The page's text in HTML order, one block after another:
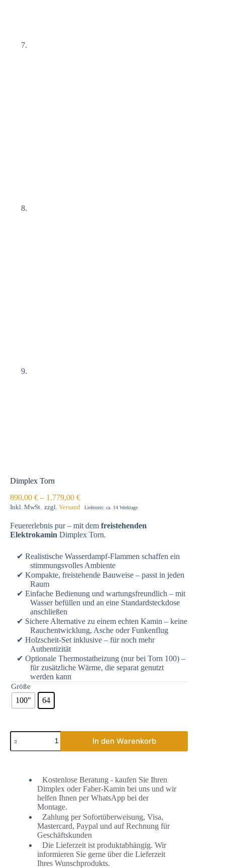
Dimplex Torn
890,00 € – 1.779,00 €
Inkl. MwSt. zzgl. Versand Lieferzeit: ca. 14 Werktage
Feuererlebnis pur – mit dem freistehenden
Elektrokamin Dimplex Torn.
Realistische Wasserdampf-Flammen schaffen ein
stimmungsvolles Ambiente
Kompakte, freistehende Bauweise – passt in jeden
Raum
Einfache Bedienung und wartungsfreundlich – mit
Wasser befüllen und an eine Standardsteckdose
anschließen
Sichere Alternative zu einem echten Kamin – keine
Rauchentwicklung, Asche oder Funkenflug
Holzscheit-Set inklusive – für noch mehr
Authentizität
Optionale Thermostatheizung (nur bei Torn 100) –
für zusätzliche Wärme, die separat genutzt
werden kann
Größe
100" 64
In den Warenkorb
Kostenlose Beratung - kaufen Sie Ihren
Dimplex oder Faber-Kamin bei uns und wir
helfen Ihnen per WhatsApp bei der
Montage.
Zahlung per Sofortüberweisung, Vi­sa,
Mas­ter­card, Paypal und auf Rechnung für
Geschäftskunden
Die Lieferzeit ist produktabhängig. Wir
informieren Sie gerne über die Lieferzeit
Ihres Wunschprodukts.